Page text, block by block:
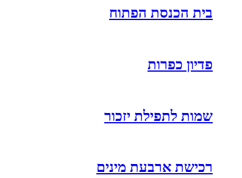
בית הכנסת הפתוח
פדיון כפרות
שמות לתפילת יזכור
רכישת ארבעת מינים